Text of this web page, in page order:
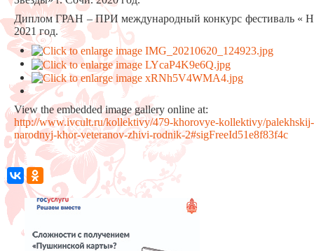
Диплом ГРАН – ПРИ международный конкурс фестиваль «
2021 год.
View the embedded image gallery online at:
http://www.ivcult.ru/kollektivy/479-khorovye-kollektivy/
narodnyj-khor-veteranov-zhivi-rodnik-2#sigFreeId51e8f83f4c